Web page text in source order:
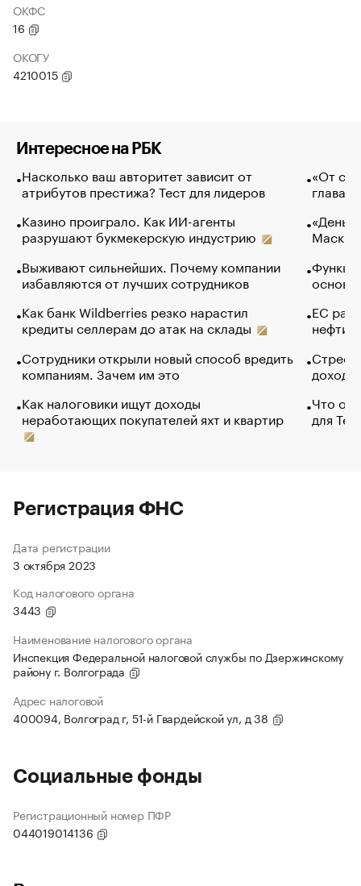
ОКФС
16
ОКОГУ
4210015
Интересное на РБК
Насколько ваш авторитет зависит от
атрибутов престижа? Тест для лидеров
Казино проиграло. Как ИИ-агенты
разрушают букмекерскую индустрию
Выживают сильнейших. Почему компании
избавляются от лучших сотрудников
Как банк Wildberries резко нарастил
кредиты селлерам до атак на склады
Сотрудники открыли новый способ вредить
компаниям. Зачем им это
Как налоговики ищут доходы
неработающих покупателей яхт и квартир
«От
глава
Маск в
основ
ЕС
нефти
Что
для
Регистрация ФНС
Дата регистрации
3 октября 2023
Код налогового органа
3443
Наименование налогового органа
Инспекция Федеральной налоговой службы по Дзержинскому
району г. Волгограда
Адрес налоговой
400094, Волгоград г, 51-й Гвардейской ул, д 38
Социальные фонды
Регистрационный номер ПФР
044019014136